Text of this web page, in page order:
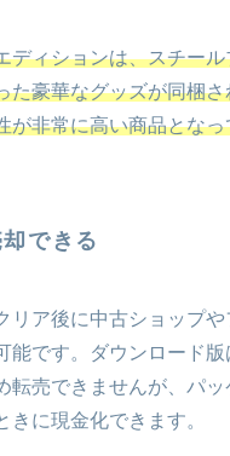
ディションは、スチー
た豪華なグッズが同梱
が非常に高い商品とな
できる
リア後に中古ショップや
能です。ダウンロード版
転売できませんが、パ
きに現金化できます。